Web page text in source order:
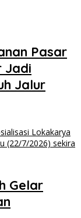
Pasar
Jadi
Jalur
Gelar